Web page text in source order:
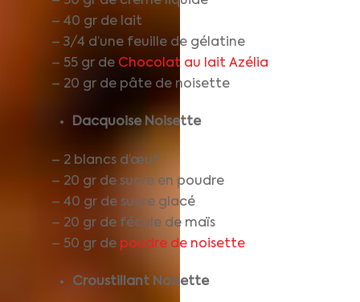
– 40 gr de lait
– 3/4 d’une feuille de gélatine
– 55 gr de Chocolat au lait Azélia
– 20 gr de pâte de noisette
Dacquoise Noisette
– 2 blancs d’œuf
– 20 gr de sucre en poudre
– 40 gr de sucre glacé
– 20 gr de fécule de maïs
– 50 gr de poudre de noisette
Croustillant Noisette